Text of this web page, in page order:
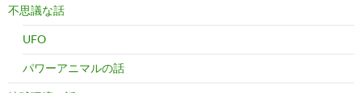
不思議な話
UFO
パワーアニマルの話